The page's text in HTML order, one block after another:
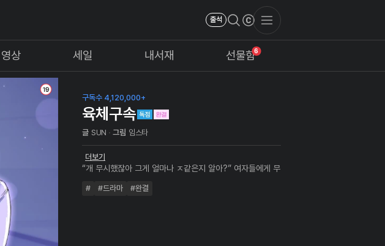
출석
영상 세일 내서재 6
선물함
구독수 4,120,000+
육체구속
글 SUN 그림 임스타
더보기
“개 무시했잖아 그게 얼마나 ㅈ같은지 알아?” 여자들에게 무
구속’ 능력을 얻게 되는데… “저 좀 도와주세요!! 몸이 움직이
# #드라마 #완결